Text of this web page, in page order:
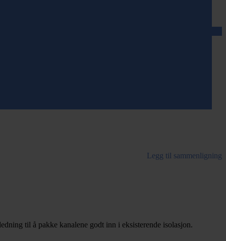
Legg til sammenligning
til å pakke kanalene godt inn i eksisterende isolasjon.